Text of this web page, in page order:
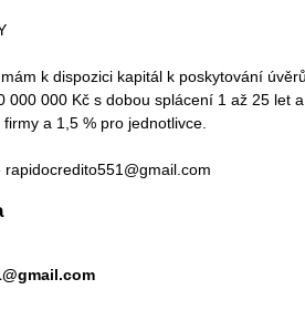
k dispozici kapitál k poskytování
000 000 Kč s dobou splácení 1 až 25 let a
a 1,5 % pro jednotlivce.